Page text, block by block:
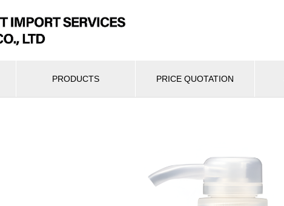
PRODUCTS PRICE QUOTATION